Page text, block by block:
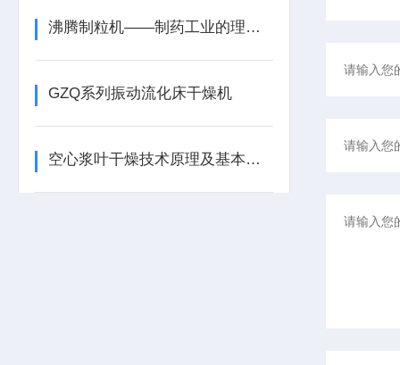
沸腾制粒机——制药工业的理想选择
GZQ系列振动流化床干燥机
空心浆叶干燥技术原理及基本步骤